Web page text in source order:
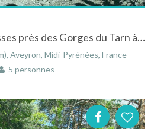
Gîte au calme des causses près des Gorges du Tarn à Sévérac-le-Château
Aveyron, Midi-Pyrénées, France
5 personnes